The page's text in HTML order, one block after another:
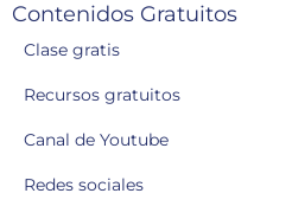
Contenidos Gratuitos
Clase gratis
Recursos gratuitos
Canal de Youtube
Redes sociales